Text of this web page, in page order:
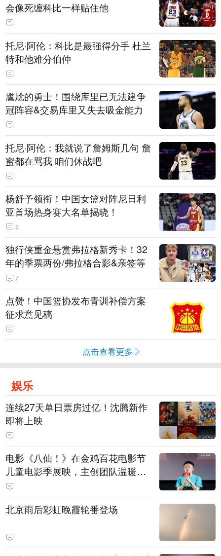
会像死缠科比一样贴住他
托尼·阿伦：科比是最强得分手 杜兰
特和他难分伯仲
尴尬的勇士！围绕库里已无法建争
冠阵容&交易库里又失去吸金能力
托尼·阿伦：我就说了詹姆斯几句 詹
蜜都在骂我 咱们休战吧
杨舒予领衔！中国女篮对阵尼日利
亚首场热身赛大名单揭晓！
2
独行侠重金悬赏弗拉格新秀卡！32
年的季票两份/弗拉格合影&亲签等
7
点赞！中国篮协发布青训补偿方案
征求意见稿
点击查看更多
娱乐
连续27天单日票房过亿！沈腾新作
即将上映
电影《八仙！》在金鸡百花电影节
儿童电影季展映，主创团队温暖寄
语小观众
北京雨后彩虹晚霞轮番登场